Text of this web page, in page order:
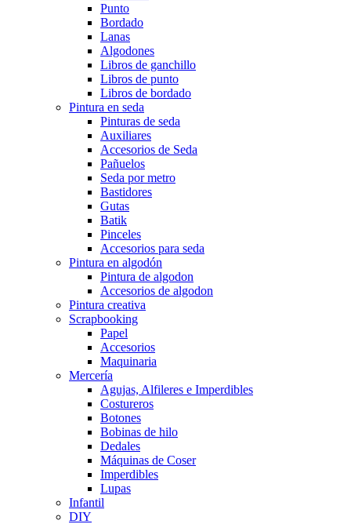
Punto
Bordado
Lanas
Algodones
Libros de ganchillo
Libros de punto
Libros de bordado
Pintura en seda
Pinturas de seda
Auxiliares
Accesorios de Seda
Pañuelos
Seda por metro
Bastidores
Gutas
Batik
Pinceles
Accesorios para seda
Pintura en algodón
Pintura de algodon
Accesorios de algodon
Pintura creativa
Scrapbooking
Papel
Accesorios
Maquinaria
Mercería
Agujas, Alfileres e Imperdibles
Costureros
Botones
Bobinas de hilo
Dedales
Máquinas de Coser
Imperdibles
Lupas
Infantil
DIY